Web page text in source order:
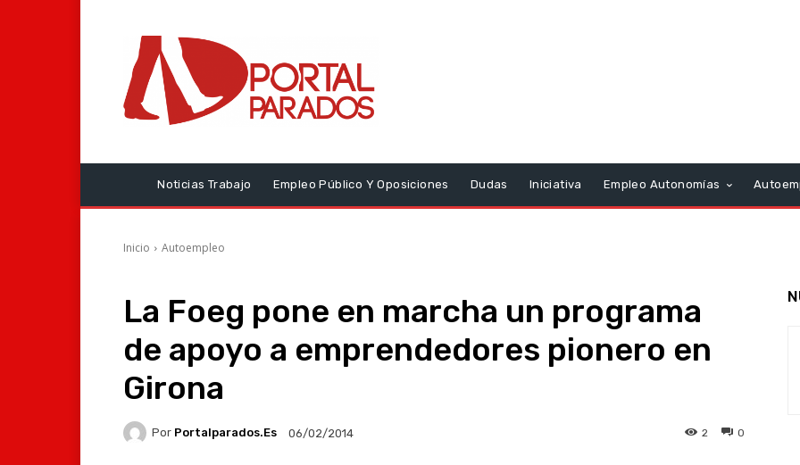
Noticias Trabajo Empleo Público Y Oposiciones Dudas Iniciativa Empleo Autonomías
Inicio Autoempleo
La Foeg pone en marcha un programa
de apoyo a emprendedores pionero en
Girona
Por Portalparados.es 06/02/2014 0
2